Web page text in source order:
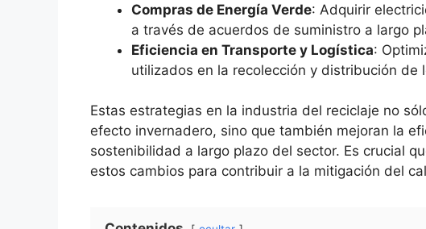
Compras de Energía Verde: Adquirir
a través de acuerdos de suministro a largo
Eficiencia en Transporte y Logística:
utilizados en la recolección y distribución de
Estas estrategias en la industria del reciclaje no
efecto invernadero, sino que también mejoran la
sostenibilidad a largo plazo del sector. Es crucial
estos cambios para contribuir a la mitigación del